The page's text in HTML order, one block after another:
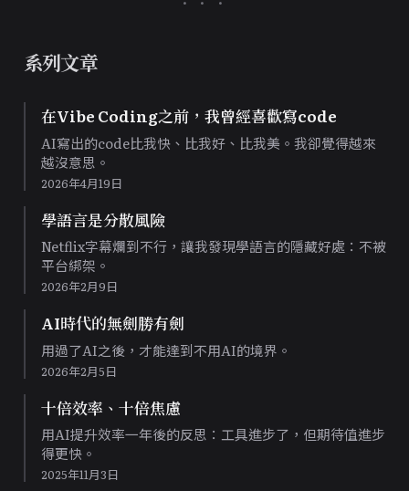
系列文章
在Vibe Coding之前，我曾經喜歡寫code
AI寫出的code比我快、比我好、比我美。我卻覺得越來
越沒意思。
2026年4月19日
學語言是分散風險
Netflix字幕爛到不行，讓我發現學語言的隱藏好處：不被
平台綁架。
2026年2月9日
AI時代的無劍勝有劍
用過了AI之後，才能達到不用AI的境界。
2026年2月5日
十倍效率、十倍焦慮
用AI提升效率一年後的反思：工具進步了，但期待值進步
得更快。
2025年11月3日